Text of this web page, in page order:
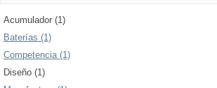
Acumulador (1)
Baterías (1)
Competencia (1)
Diseño (1)